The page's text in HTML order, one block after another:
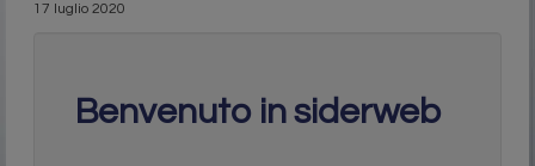
17 luglio 2020
Benvenuto in siderweb